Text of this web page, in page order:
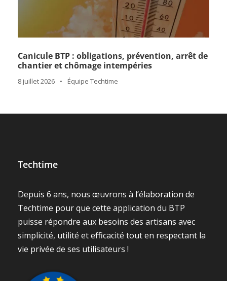
Canicule BTP : obligations, prévention, arrêt de
chantier et chômage intempéries
8 juillet 2026 • Équipe Techtime
Techtime
Depuis 6 ans, nous œuvrons à l’élaboration de
Techtime pour que cette application du BTP
puisse répondre aux besoins des artisans avec
simplicité, utilité et efficacité tout en respectant la
vie privée de ses utilisateurs !